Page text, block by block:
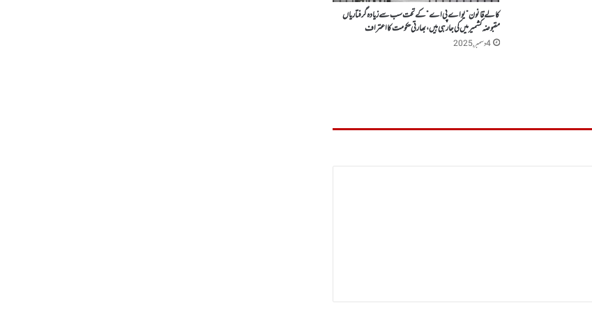
کالے قانون ”یو اے پی اے“ کے تحت سب سے زیادہ گرفتاریاں
مقبوضہ کشمیر میں کی جا رہی ہیں، بھارتی حکومت کا اعتراف
4 دسمبر, 2025